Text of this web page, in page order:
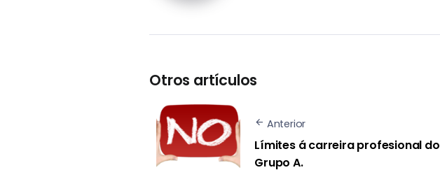
Otros artículos
Anterior
Límites á carreira profesional do
Grupo A.